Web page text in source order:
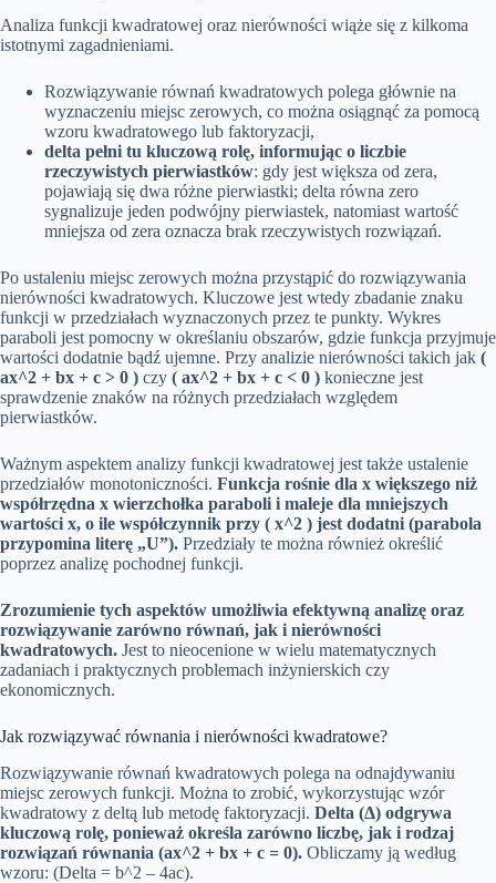
Analiza funkcji kwadratowej oraz nierówności wiąże się z kilkoma
istotnymi zagadnieniami.
Rozwiązywanie równań kwadratowych polega głównie na
wyznaczeniu miejsc zerowych, co można osiągnąć za pomocą
wzoru kwadratowego lub faktoryzacji,
delta pełni tu kluczową rolę, informując o liczbie
rzeczywistych pierwiastków: gdy jest większa od zera,
pojawiają się dwa różne pierwiastki; delta równa zero
sygnalizuje jeden podwójny pierwiastek, natomiast wartość
mniejsza od zera oznacza brak rzeczywistych rozwiązań.
Po ustaleniu miejsc zerowych można przystąpić do rozwiązywania
nierówności kwadratowych. Kluczowe jest wtedy zbadanie znaku
funkcji w przedziałach wyznaczonych przez te punkty. Wykres
paraboli jest pomocny w określaniu obszarów, gdzie funkcja przyjmuje
wartości dodatnie bądź ujemne. Przy analizie nierówności takich jak (
ax^2 + bx + c > 0 ) czy ( ax^2 + bx + c < 0 ) konieczne jest
sprawdzenie znaków na różnych przedziałach względem
pierwiastków.
Ważnym aspektem analizy funkcji kwadratowej jest także ustalenie
przedziałów monotoniczności. Funkcja rośnie dla x większego niż
współrzędna x wierzchołka paraboli i maleje dla mniejszych
wartości x, o ile współczynnik przy ( x^2 ) jest dodatni (parabola
przypomina literę „U”). Przedziały te można również określić
poprzez analizę pochodnej funkcji.
Zrozumienie tych aspektów umożliwia efektywną analizę oraz
rozwiązywanie zarówno równań, jak i nierówności
kwadratowych. Jest to nieocenione w wielu matematycznych
zadaniach i praktycznych problemach inżynierskich czy
ekonomicznych.
Jak rozwiązywać równania i nierówności kwadratowe?
Rozwiązywanie równań kwadratowych polega na odnajdywaniu
miejsc zerowych funkcji. Można to zrobić, wykorzystując wzór
kwadratowy z deltą lub metodę faktoryzacji. Delta (Δ) odgrywa
kluczową rolę, ponieważ określa zarówno liczbę, jak i rodzaj
rozwiązań równania (ax^2 + bx + c = 0). Obliczamy ją według
wzoru: (Delta = b^2 – 4ac).